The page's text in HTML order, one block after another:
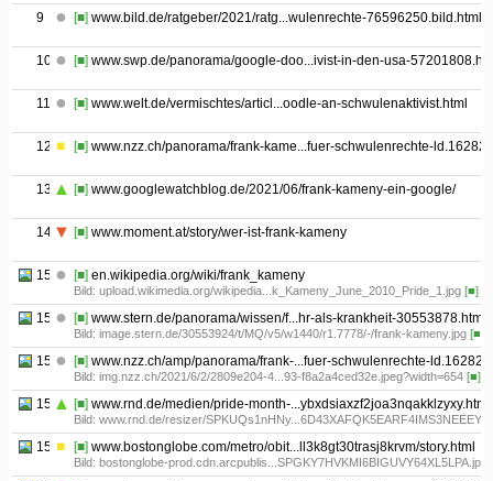
9 [■] www.bild.de/ratgeber/2021/ratg...wulenrechte-76596250.bild.html
10 [■] www.swp.de/panorama/google-doo...ivist-in-den-usa-
11 [■] www.welt.de/vermischtes/articl...oodle-an-schwulenaktivist.html
12 [■] www.nzz.ch/panorama/frank-kame...fuer-schwulenrechte-
13 [■] www.googlewatchblog.de/2021/06/frank-kameny-ein-google/
14 [■] www.moment.at/story/wer-ist-frank-kameny
15.01 [■] en.wikipedia.org/wiki/frank_kameny
Bild: upload.wikimedia.org/wikipedia...k_Kameny_June_2010_Pride_1.jpg [■]
15.02 [■] www.stern.de/panorama/wissen/f...hr-als-krankheit-30553878.html
Bild: image.stern.de/30553924/t/MQ/v5/w1440/r1.7778/-/frank-kameny.jpg [■]
15.03 [■] www.nzz.ch/amp/panorama/frank-...fuer-schwulenrechte-
Bild: img.nzz.ch/2021/6/2/2809e204-4...93-f8a2a4ced32e.jpeg?width=654 [■]
15.04 [■] www.rnd.de/medien/pride-month-...ybxdsiaxzf2joa3nqakklzyxy.html
Bild: www.rnd.de/resizer/
15.05 [■] www.bostonglobe.com/metro/obit...ll3k8gt30trasj8krvm/story.html
Bild: bostonglobe-prod.cdn.arcpublis...SPGKY7HVKMI6BIGUVY64XL5LPA.jpg